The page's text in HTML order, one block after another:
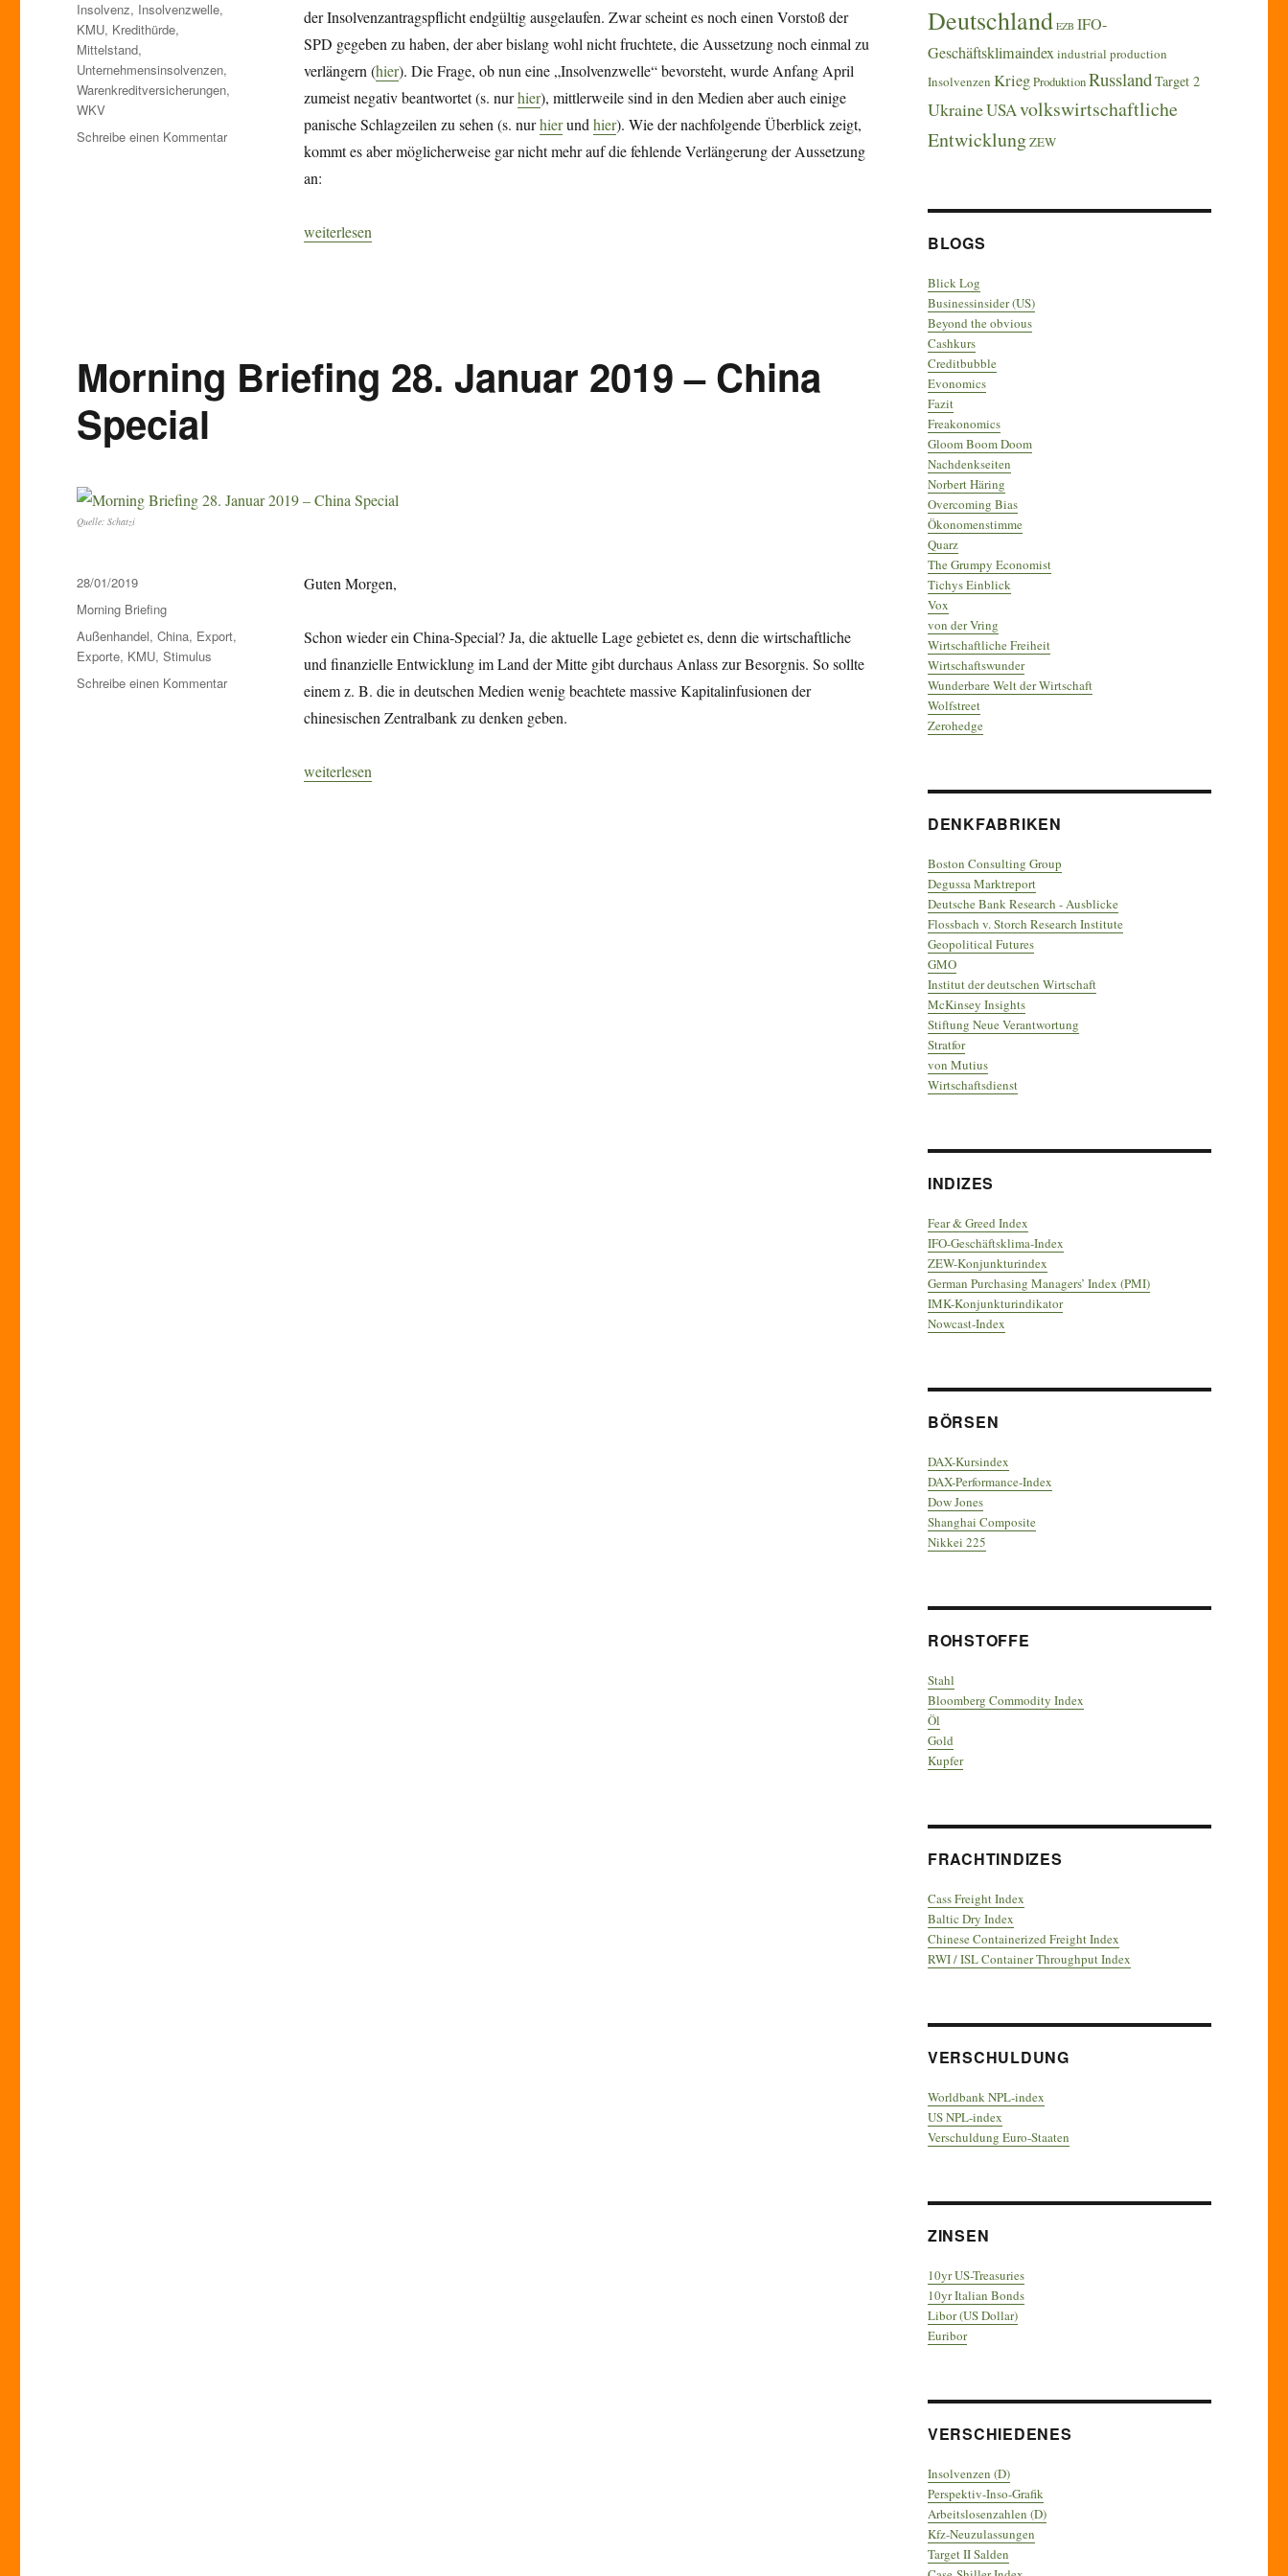
der Insolvenzantragspflicht endgültig ausgelaufen. Zwar scheint es noch einen Vorstoß der
SPD gegeben zu haben, der aber bislang wohl nicht fruchtete, die Aussetzung noch einmal zu
verlängern (hier). Die Frage, ob nun eine „Insolvenzwelle“ bevorsteht, wurde Anfang April
zumeist negativ beantwortet (s. nurhier), mittlerweile sind in den Medien aber auch einige
panische Schlagzeilen zu sehen (s. nurhierund hier). Wie der nachfolgende Überblick zeigt,
kommt es aber möglicherweise gar nicht mehr auf die fehlende Verlängerung der Aussetzung
an:
„Morning Briefing – 3. Mai 2021 – Perfect Storm für KMU?“
weiterlesen
Insolvenz, Insolvenzwelle,
KMU, Kredithürde,
Mittelstand,
Unternehmensinsolvenzen,
Warenkreditversicherungen,
WKV
Schreibe einen Kommentarzu
Morning Briefing 28. Januar 2019 – China
Special
Quelle: Schatzi
Guten Morgen,
Schon wieder ein China-Special? Ja, die aktuelle Lage gebietet es, denn die wirtschaftliche
und finanzielle Entwicklung im Land der Mitte gibt durchaus Anlass zur Besorgnis. So sollte
einem z. B. die in deutschen Medien wenig beachtete massive Kapitalinfusionen der
chinesischen Zentralbank zu denken geben.
„Morning Briefing 28. Januar 2019 – China Special“
weiterlesen
Veröffentlicht
am
28/01/2019
Kategorien
Morning Briefing
Schlagwörter
Außenhandel,China, Export,
Exporte, KMU,Stimulus
Schreibe einen Kommentarzu
Deutschland EZB IFO-
Geschäftsklimaindexindustrial production
Insolvenzen KriegProduktionRusslandTarget 2
UkraineUSAvolkswirtschaftliche
EntwicklungZEW
BLOGS
Blick Log
Businessinsider (US)
Beyond the obvious
Cashkurs
Creditbubble
Evonomics
Fazit
Freakonomics
Gloom Boom Doom
Nachdenkseiten
Norbert Häring
Overcoming Bias
Ökonomenstimme
Quarz
The Grumpy Economist
Tichys Einblick
Vox
von der Vring
Wirtschaftliche Freiheit
Wirtschaftswunder
Wunderbare Welt der Wirtschaft
Wolfstreet
Zerohedge
DENKFABRIKEN
Boston Consulting Group
Degussa Marktreport
Deutsche Bank Research - Ausblicke
Flossbach v. Storch Research Institute
Geopolitical Futures
GMO
Institut der deutschen Wirtschaft
McKinsey Insights
Stiftung Neue Verantwortung
Stratfor
von Mutius
Wirtschaftsdienst
INDIZES
Fear & Greed Index
IFO-Geschäftsklima-Index
ZEW-Konjunkturindex
German Purchasing Managers’ Index (PMI)
IMK-Konjunkturindikator
Nowcast-Index
BÖRSEN
DAX-Kursindex
DAX-Performance-Index
Dow Jones
Shanghai Composite
Nikkei 225
ROHSTOFFE
Stahl
Bloomberg Commodity Index
Öl
Gold
Kupfer
FRACHTINDIZES
Cass Freight Index
Baltic Dry Index
Chinese Containerized Freight Index
RWI / ISL Container Throughput Index
VERSCHULDUNG
Worldbank NPL-index
US NPL-index
Verschuldung Euro-Staaten
ZINSEN
10yr US-Treasuries
10yr Italian Bonds
Libor (US Dollar)
Euribor
VERSCHIEDENES
Insolvenzen (D)
Perspektiv-Inso-Grafik
Arbeitslosenzahlen (D)
Kfz-Neuzulassungen
Target II Salden